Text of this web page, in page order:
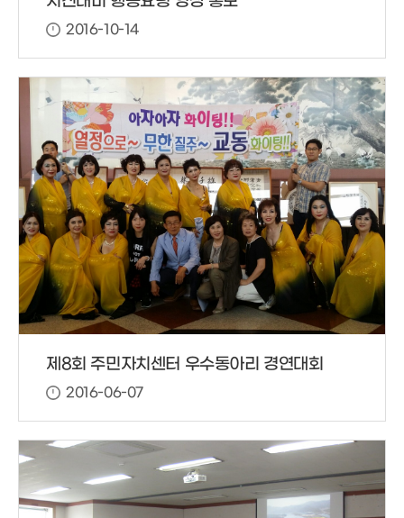
2016-10-14
제8회 주민자치센터 우수동아리 경연대회
2016-06-07